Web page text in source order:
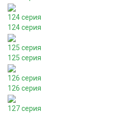
124 серия
124 серия
125 серия
125 серия
126 серия
126 серия
127 серия